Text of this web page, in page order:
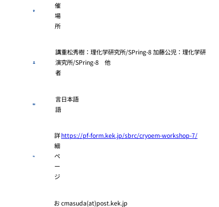
催
場
所
講
演
者
重松秀樹：理化学研究所/SPring-8 加藤公児：理化学研
究所/SPring-8 他
言
語
日本語
詳
細
ペ
ー
ジ
https://pf-form.kek.jp/sbrc/cryoem-workshop-7/
おcmasuda(at)post.kek.jp